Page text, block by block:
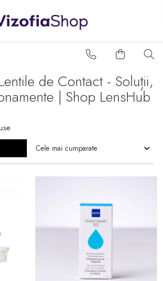
de Contact - Soluții,
| Shop LensHub